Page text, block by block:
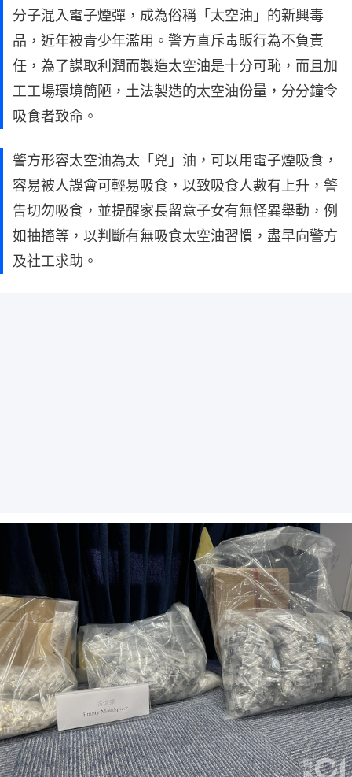
分子混入電子煙彈，成為俗稱「太空油」的新興毒
品，近年被青少年濫用。警方直斥毒販行為不負責
任，為了謀取利潤而製造太空油是十分可恥，而且加
工工場環境簡陋，土法製造的太空油份量，分分鐘令
吸食者致命。
警方形容太空油為太「兇」油，可以用電子煙吸食，
容易被人誤會可輕易吸食，以致吸食人數有上升，警
告切勿吸食，並提醒家長留意子女有無怪異舉動，例
如抽搐等，以判斷有無吸食太空油習慣，盡早向警方
及社工求助。